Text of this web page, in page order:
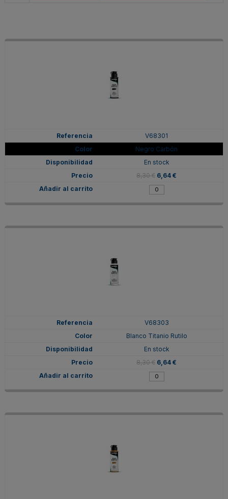
V68301
Negro Carbón
En stock
8,30 € 6,64 €
V68303
Blanco Titanio Rutilo
En stock
8,30 € 6,64 €